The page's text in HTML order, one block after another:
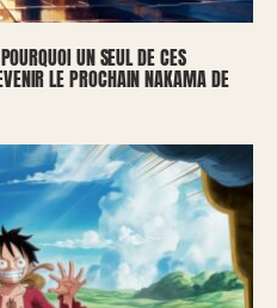
UN SEUL DE CES
LE PROCHAIN NAKAMA DE